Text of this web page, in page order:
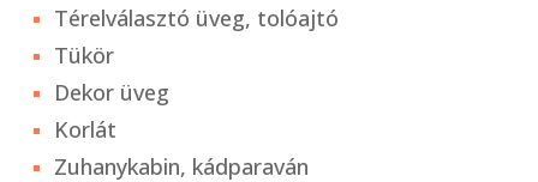
Térelválasztó üveg, tolóajtó
Tükör
Dekor üveg
Korlát
Zuhanykabin, kádparaván